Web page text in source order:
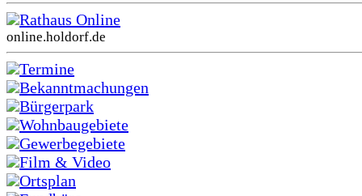
Rathaus Online
online.holdorf.de
Termine
Bekanntmachungen
Bürgerpark
Wohnbaugebiete
Gewerbegebiete
Film & Video
Ortsplan